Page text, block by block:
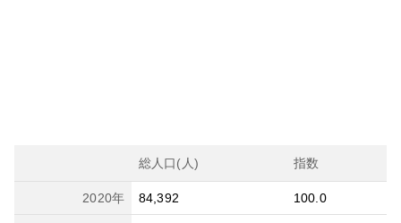
総人口(人) 指数
2020年 84,392 100.0